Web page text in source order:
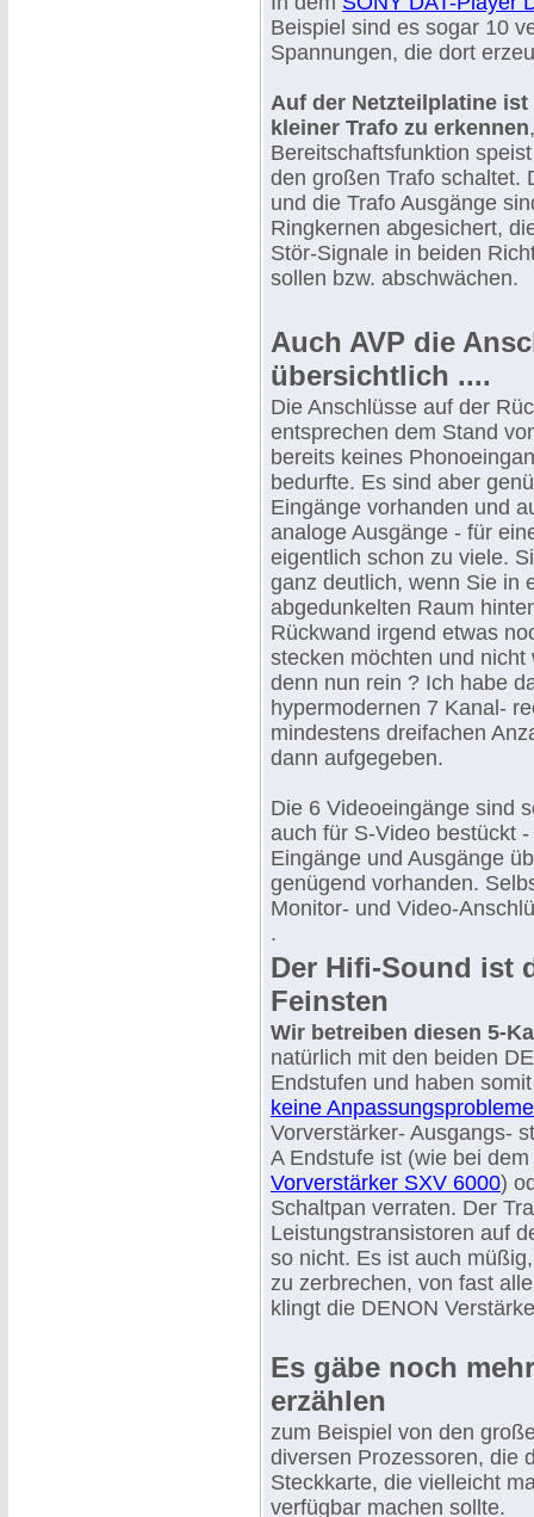
Beispiel sind es sogar 10
Spannungen, die dort
Auf der Netzteilplatine ist
kleiner Trafo zu erkennen
Bereitschaftsfunktion
den großen Trafo schaltet.
und die Trafo Ausgänge
Ringkernen abgesichert,
Stör-Signale in beiden
sollen bzw. abschwächen.
Auch AVP die
übersichtlich ....
Die Anschlüsse auf der
entsprechen dem Stand
bereits keines
bedurfte. Es sind aber
Eingänge vorhanden und
analoge Ausgänge - für
eigentlich schon zu viele.
ganz deutlich, wenn Sie in
abgedunkelten Raum
Rückwand irgend etwas
stecken möchten und nicht
denn nun rein ? Ich habe
hypermodernen 7 Kanal-
mindestens dreifachen
dann aufgegeben.
Die 6 Videoeingänge sind
auch für S-Video bestückt
Eingänge und Ausgänge
genügend vorhanden.
Monitor- und Video-
.
Der Hifi-Sound ist
Feinsten
Wir betreiben diesen 5-
natürlich mit den beiden
Endstufen und haben
keine Anpassungsprobleme
Vorverstärker- Ausgangs-
A Endstufe ist (wie bei
Vorverstärker SXV 6000)
Schaltpan verraten. Der
Leistungstransistoren auf
so nicht. Es ist auch
zu zerbrechen, von fast
klingt die DENON
Es gäbe noch
erzählen
zum Beispiel von den
diversen Prozessoren, die
Steckkarte, die vielleicht
verfügbar machen sollte.